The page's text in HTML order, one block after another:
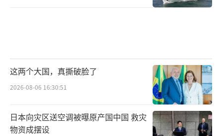
这两个大国，真撕破脸了
2026-08-06 16:30:51
日本向灾区送空调被曝原产国中国 救灾
物资成摆设